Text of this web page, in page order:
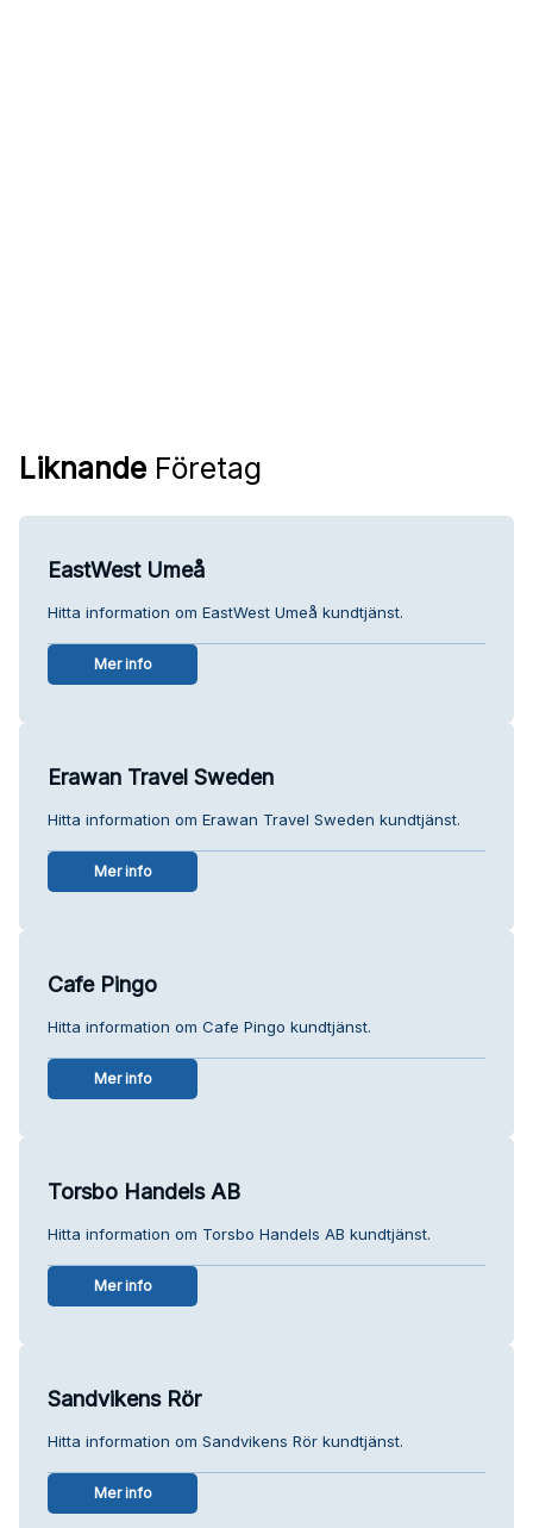
Liknande Företag
EastWest Umeå
Hitta information om EastWest Umeå kundtjänst.
Mer info
Erawan Travel Sweden
Hitta information om Erawan Travel Sweden kundtjänst.
Mer info
Cafe Pingo
Hitta information om Cafe Pingo kundtjänst.
Mer info
Torsbo Handels AB
Hitta information om Torsbo Handels AB kundtjänst.
Mer info
Sandvikens Rör
Hitta information om Sandvikens Rör kundtjänst.
Mer info